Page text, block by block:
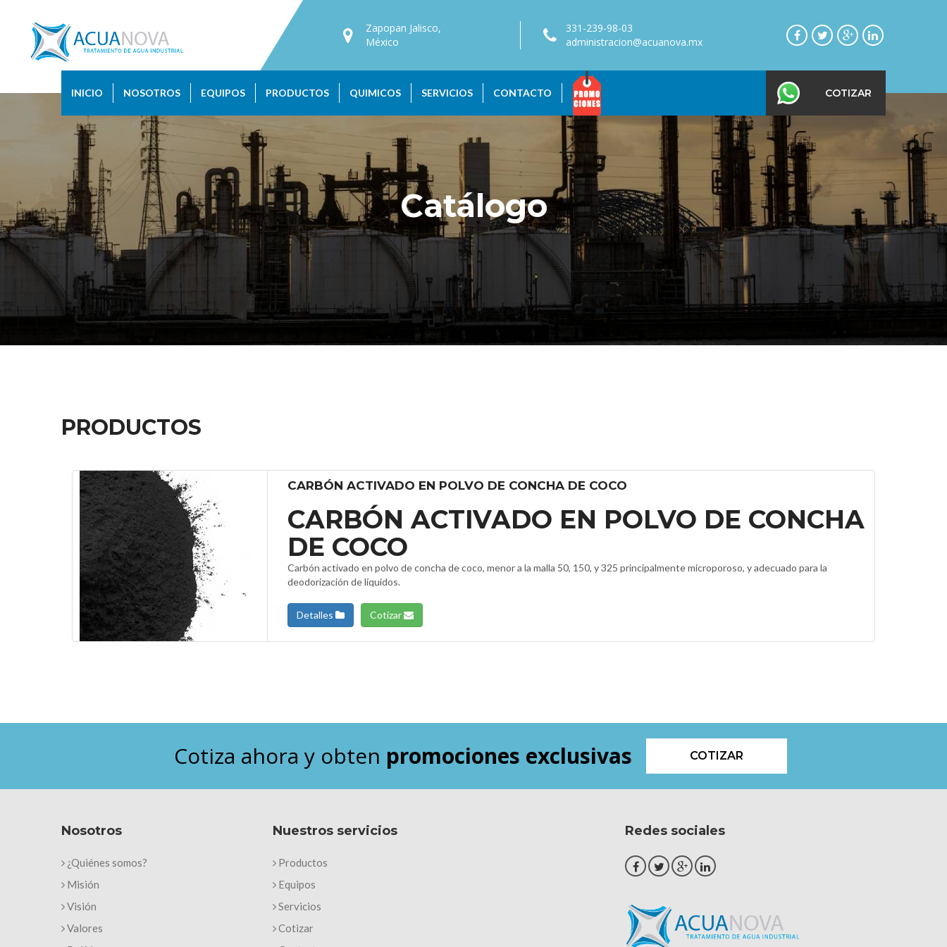
Zapopan Jalisco,
México
331-239-98-03
administracion@acuanova.mx
INICIO NOSOTROS EQUIPOS PRODUCTOS QUIMICOS SERVICIOS CONTACTO COTIZAR
Catálogo
PRODUCTOS
CARBÓN ACTIVADO EN POLVO DE CONCHA DE COCO
CARBÓN ACTIVADO EN POLVO DE CONCHA
DE COCO
Carbón activado en polvo de concha de coco, menor a la malla 50, 150, y 325 principalmente microporoso, y adecuado para la
deodorización de líquidos.
Detalles Cotizar
Cotiza ahora y obten promociones exclusivas COTIZAR
Nosotros
¿Quiénes somos?
Misión
Visión
Valores
Nuestros servicios
Productos
Equipos
Servicios
Cotizar
Redes sociales